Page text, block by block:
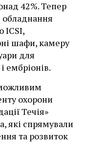
42%. Тепер
обладнання
ІCSI,
шафи, камеру
для
ембріонів.
охорони
Течія»
які спрямували
та розвиток